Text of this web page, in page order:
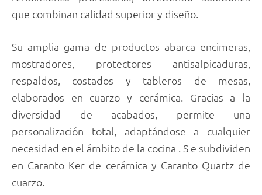
que combinan calidad superior y diseño.
Su amplia gama de productos abarca encimeras,
mostradores, protectores antisalpicaduras,
respaldos, costados y tableros de mesas,
elaborados en cuarzo y cerámica. Gracias a la
diversidad de acabados, permite una
personalización total, adaptándose a cualquier
necesidad en el ámbito de la cocina . S e subdividen
en Caranto Ker de cerámica y Caranto Quartz de
cuarzo.